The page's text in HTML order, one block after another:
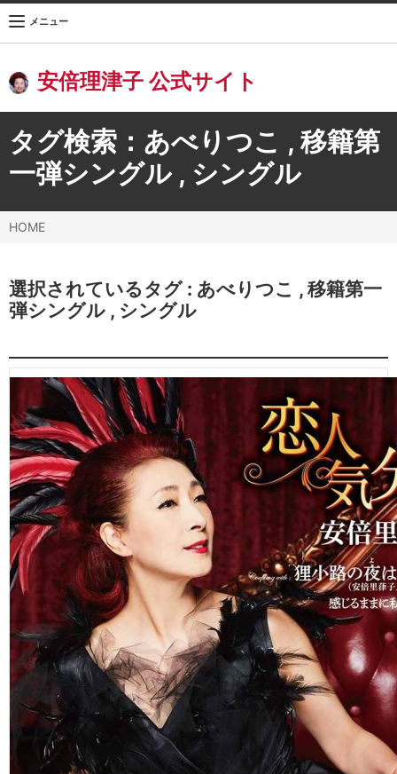
安倍理津子 公式サイト
メニュー
タグ検索： あべりつこ , 移籍第
一弾シングル, シングル
HOME
選択されているタグ : あべりつこ , 移籍第一
弾シングル , シングル